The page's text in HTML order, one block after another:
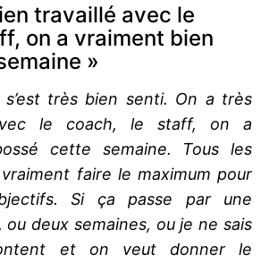
travaillé avec le
on a vraiment bien
»
très bien senti. On a très
le coach, le staff, on a
cette semaine. Tous les
faire le maximum pour
Si ça passe par une
ou deux semaines, ou je ne sais
et on veut donner le